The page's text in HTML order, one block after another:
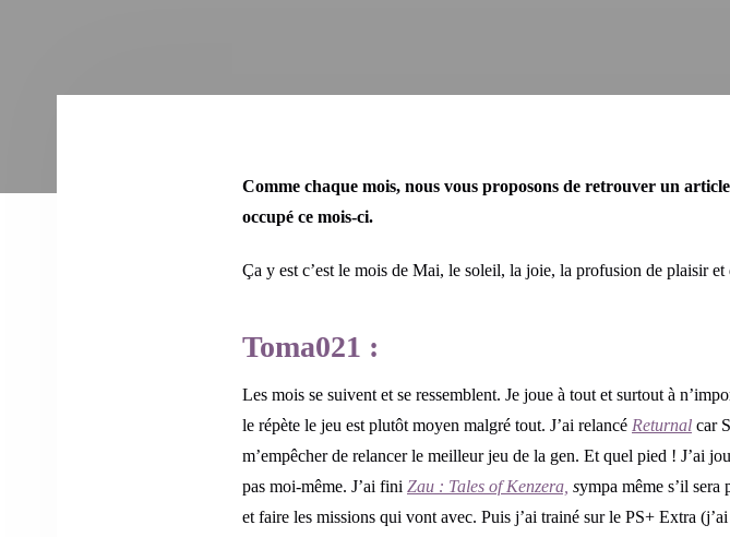
Comme chaque mois, nous vous proposons de retrouver un
occupé ce mois-ci.
Ça y est c’est le mois de Mai, le soleil, la joie, la profusion de plaisir
Toma021 :
Les mois se suivent et se ressemblent. Je joue à tout et surtout à
le répète le jeu est plutôt moyen malgré tout. J’ai relancé Returnal car
m’empêcher de relancer le meilleur jeu de la gen. Et quel pied ! J’ai
pas moi-même. J’ai fini Zau : Tales of Kenzera, sympa même s’il
et faire les missions qui vont avec. Puis j’ai trainé sur le PS+ Extra